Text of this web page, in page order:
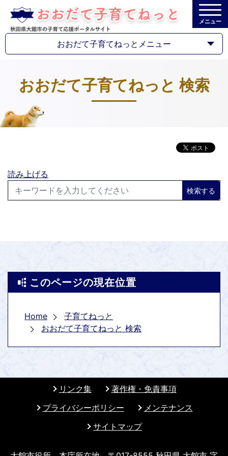
メニュー
おおだて子育てねっとメニュー
おおだて子育てねっと 検索
読み上げる
検索する
このページの現在位置
Home
子育てねっと
おおだて子育てねっと 検索
リンク集
著作権・免責事項
プライバシーポリシー
メンテナンス
サイトマップ